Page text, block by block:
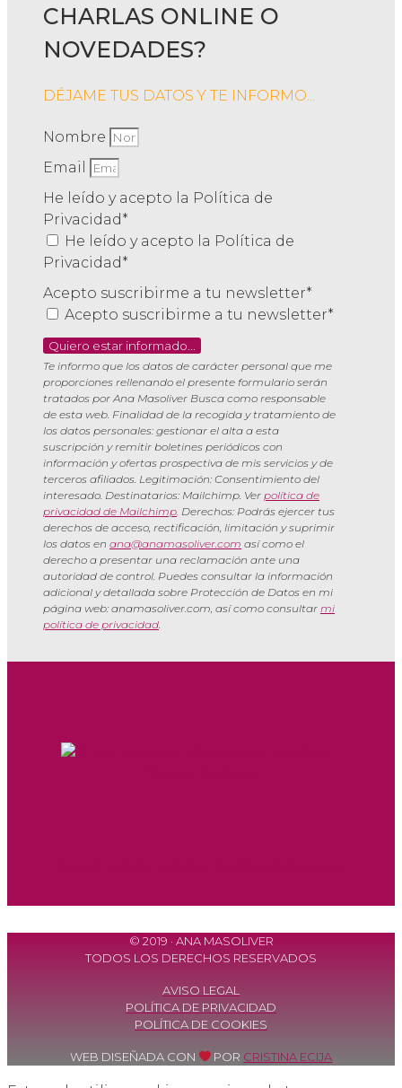
CHARLAS ONLINE O
NOVEDADES?
DÉJAME TUS DATOS Y TE INFORMO...
Nombre
Email
He leído y acepto la Política de
Privacidad*
He leído y acepto la Política de
Privacidad*
Acepto suscribirme a tu newsletter*
Acepto suscribirme a tu newsletter*
Quiero estar informado...
Te informo que los datos de carácter personal que me
proporciones rellenando el presente formulario serán
tratados por Ana Masoliver Busca como responsable
de esta web. Finalidad de la recogida y tratamiento de
los datos personales: gestionar el alta a esta
suscripción y remitir boletines periódicos con
información y ofertas prospectiva de mis servicios y de
terceros afiliados. Legitimación: Consentimiento del
interesado. Destinatarios: Mailchimp. Ver política de
privacidad de Mailchimp . Derechos: Podrás ejercer tus
derechos de acceso, rectificación, limitación y suprimir
los datos en ana@anamasoliver.com así como el
derecho a presentar una reclamación ante una
autoridad de control. Puedes consultar la información
adicional y detallada sobre Protección de Datos en mi
página web: anamasoliver.com, así como consultar mi
política de privacidad
© 2019 · ANA MASOLIVER
TODOS LOS DERECHOS RESERVADOS
AVISO LEGAL
POLÍTICA DE PRIVACIDAD
POLÍTICA DE COOKIES
WEB DISEÑADA CON POR CRISTINA ECIJA